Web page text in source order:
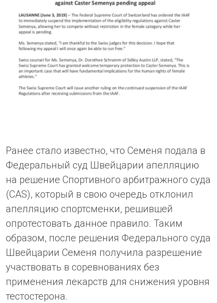
Ранее стало известно, что Семеня подала в
Федеральный суд Швейцарии апелляцию
на решение Спортивного арбитражного суда
(CAS), который в свою очередь отклонил
апелляцию спортсменки, решившей
опротестовать данное правило. Таким
образом, после решения Федерального суда
Швейцарии Семеня получила разрешение
участвовать в соревнованиях без
применения лекарств для снижения уровня
тестостерона.